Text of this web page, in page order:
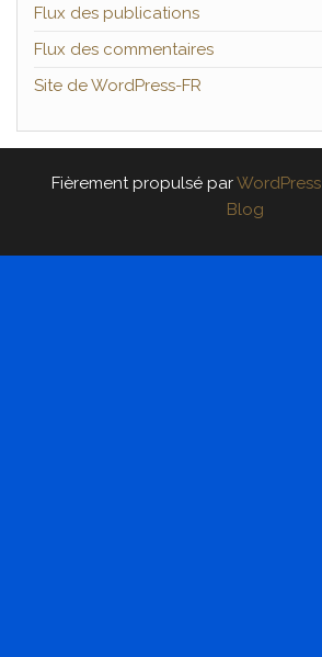
Flux des publications
Flux des commentaires
Site de WordPress-FR
Fièrement propulsé parWordPress
Blog